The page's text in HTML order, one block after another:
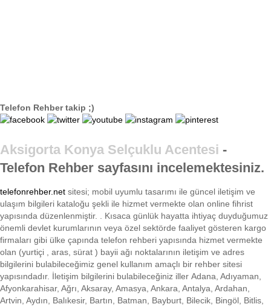
Telefon Rehber takip ;)
Aksigorta Konya Selçuklu Acentesi -
Telefon Rehber sayfasını incelemektesiniz.
telefonrehber.net sitesi; mobil uyumlu tasarımı ile güncel iletişim ve
ulaşım bilgileri kataloğu şekli ile hizmet vermekte olan online fihrist
yapısında düzenlenmiştir. . Kısaca günlük hayatta ihtiyaç duyduğumuz
önemli devlet kurumlarının veya özel sektörde faaliyet gösteren kargo
firmaları gibi ülke çapında telefon rehberi yapısında hizmet vermekte
olan (yurtiçi , aras, sürat ) bayii ağı noktalarının iletişim ve adres
bilgilerini bulabileceğimiz genel kullanım amaçlı bir rehber sitesi
yapısındadır. İletişim bilgilerini bulabileceğiniz iller Adana, Adıyaman,
Afyonkarahisar, Ağrı, Aksaray, Amasya, Ankara, Antalya, Ardahan,
Artvin, Aydın, Balıkesir, Bartın, Batman, Bayburt, Bilecik, Bingöl, Bitlis,